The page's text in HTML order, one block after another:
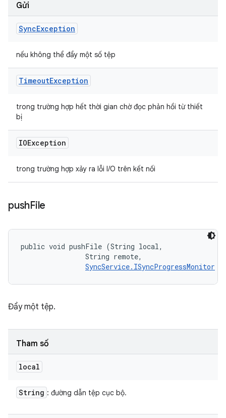
Gửi
SyncException
nếu không thể đẩy một số tệp
TimeoutException
trong trường hợp hết thời gian chờ đọc phản hồi từ thiết
bị
IOException
trong trường hợp xảy ra lỗi I/O trên kết nối
pushFile
public void pushFile (String local,
                String remote,
SyncService.ISyncProgressMonitor
Đẩy một tệp.
Tham số
local
String : đường dẫn tệp cục bộ.